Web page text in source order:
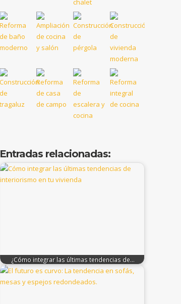
Entradas relacionadas:
¿Cómo integrar las últimas tendencias de…